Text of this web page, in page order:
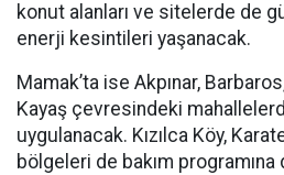
konut alanları ve sitelerde de
enerji kesintileri yaşanacak.
Mamak’ta ise Akpınar,
Kayaş çevresindeki
uygulanacak. Kızılca Köy,
bölgeleri de bakım